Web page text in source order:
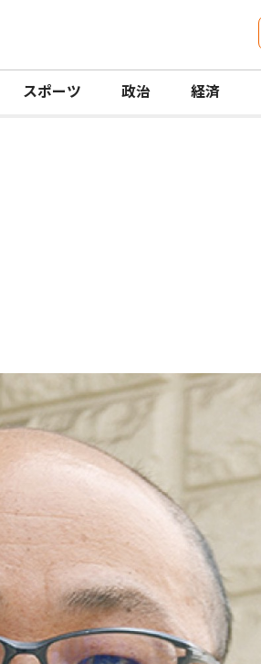
スポーツ 政治 経済